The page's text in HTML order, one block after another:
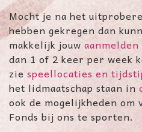
Mocht je na het
hebben gekregen dan
makkelijk jouw
dan 1 of 2 keer per week
zie speellocaties en
het lidmaatschap staan in
ook de mogelijkheden om
Fonds bij ons te sporten.